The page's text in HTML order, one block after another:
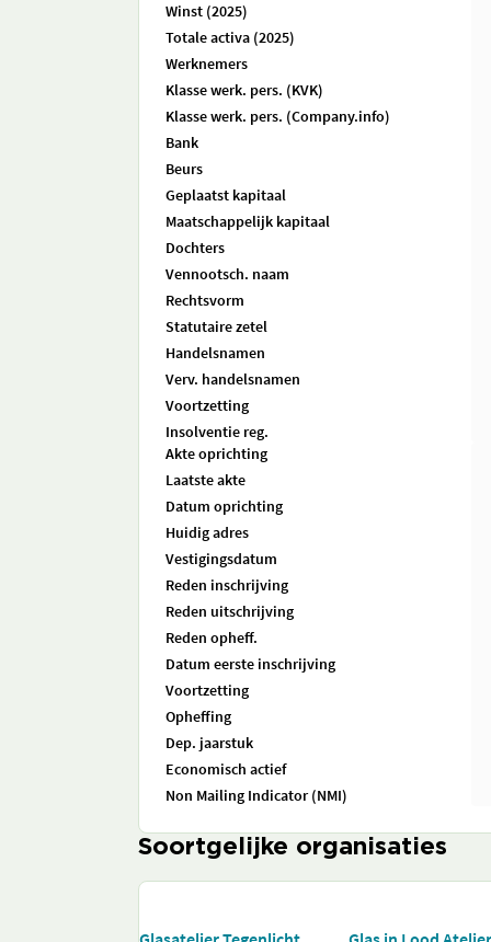
Winst (2025)
Totale activa (2025)
Werknemers
Klasse werk. pers. (KVK)
Klasse werk. pers. (Company.info)
Bank
Beurs
Geplaatst kapitaal
Maatschappelijk kapitaal
Dochters
Vennootsch. naam
Rechtsvorm
Statutaire zetel
Handelsnamen
Verv. handelsnamen
Voortzetting
Insolventie reg.
Akte oprichting
Laatste akte
Datum oprichting
Huidig adres
Vestigingsdatum
Reden inschrijving
Reden uitschrijving
Reden opheff.
Datum eerste inschrijving
Voortzetting
Opheffing
Dep. jaarstuk
Economisch actief
Non Mailing Indicator (NMI)
Soortgelijke organisaties